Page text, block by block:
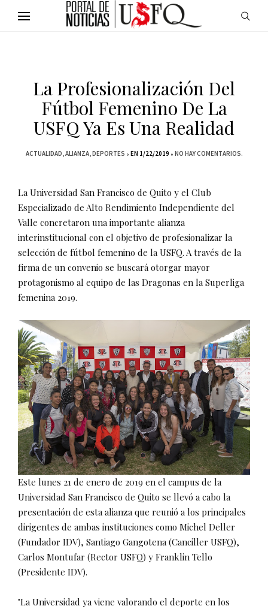
La Profesionalización Del
Fútbol Femenino De La
USFQ Ya Es Una Realidad
ACTUALIDAD ALIANZA DEPORTES EN 1/22/2019 NO HAY COMENTARIOS.
La Universidad San Francisco de Quito y el Club
Especializado de Alto Rendimiento Independiente del
Valle concretaron una importante alianza
interinstitucional con el objetivo de profesionalizar la
selección de fútbol femenino de la USFQ. A través de la
firma de un convenio se buscará otorgar mayor
protagonismo al equipo de las Dragonas en la Superliga
femenina 2019.
Este lunes 21 de enero de 2019 en el campus de la
Universidad San Francisco de Quito se llevó a cabo la
presentación de esta alianza que reunió a los principales
dirigentes de ambas instituciones como Michel Deller
(Fundador IDV), Santiago Gangotena (Canciller USFQ),
Carlos Montufar (Rector USFQ) y Franklin Tello
(Presidente IDV).
"La Universidad ya viene valorando el deporte en los